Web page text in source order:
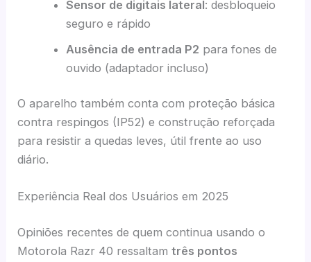
Sensor de digitais lateral: desbloqueio
seguro e rápido
Ausência de entrada P2 para fones de
ouvido (adaptador incluso)
O aparelho também conta com proteção básica
contra respingos (IP52) e construção reforçada
para resistir a quedas leves, útil frente ao uso
diário.
Experiência Real dos Usuários em 2025
Opiniões recentes de quem continua usando o
Motorola Razr 40 ressaltamtrês pontos